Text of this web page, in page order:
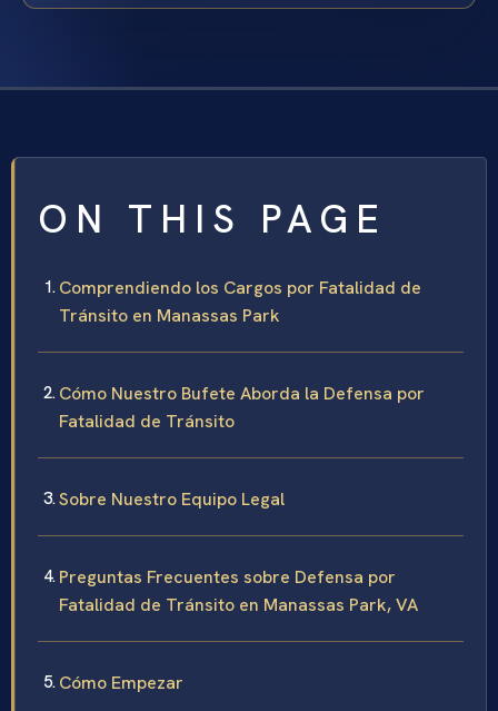
ON THIS PAGE
Comprendiendo los Cargos por Fatalidad de
Tránsito en Manassas Park
Cómo Nuestro Bufete Aborda la Defensa por
Fatalidad de Tránsito
Sobre Nuestro Equipo Legal
Preguntas Frecuentes sobre Defensa por
Fatalidad de Tránsito en Manassas Park, VA
Cómo Empezar